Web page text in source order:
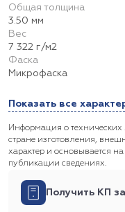
Общая толщина
3.50 мм
Вес
7 322 г/м2
Фаска
Микрофаска
Показать все
Информация о технических
стране изготовления,
характер и основывается
публикации сведениях.
Получить КП